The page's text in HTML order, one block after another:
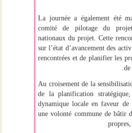
La journée a également été
comité de pilotage du projet
nationaux du projet. Cette
sur l’état d’avancement des
rencontrées et de planifier les
Au croisement de la
de la planification
dynamique locale en faveur
une volonté commune de bâtir